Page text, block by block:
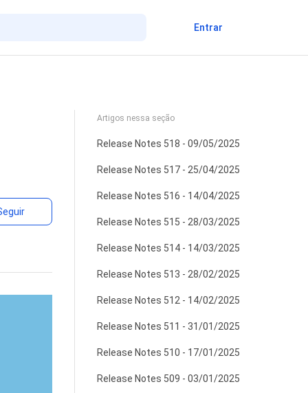
Entrar
Artigos nessa seção
Release Notes 518 - 09/05/2025
Release Notes 517 - 25/04/2025
Release Notes 516 - 14/04/2025
Release Notes 515 - 28/03/2025
Release Notes 514 - 14/03/2025
Release Notes 513 - 28/02/2025
Release Notes 512 - 14/02/2025
Release Notes 511 - 31/01/2025
Release Notes 510 - 17/01/2025
Release Notes 509 - 03/01/2025
Ainda não seguido por ninguém